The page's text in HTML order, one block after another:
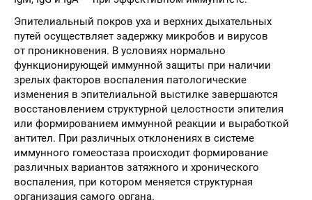
Эпителиальный покров уха и верхних дыхательных
путей осуществляет задержку микробов и вирусов
от проникновения. В условиях нормально
функционирующей иммунной защиты при наличии
зрелых факторов воспаления патологические
изменения в эпителиальной выстилке завершаются
восстановлением структурной целостности эпителия
или формированием иммунной реакции и выработкой
антител. При различных отклонениях в системе
иммунного гомеостаза происходит формирование
различных вариантов затяжного и хронического
воспаления, при котором меняется структурная
организация самого органа.